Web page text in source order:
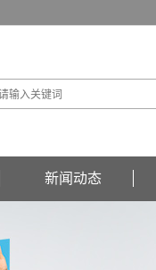
新闻动态